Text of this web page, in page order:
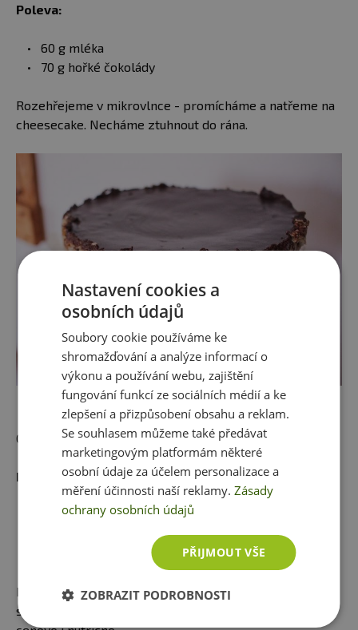
Poleva:
60 g mléka
70 g hořké čokolády
Rozehřejeme v mikrovlnce - promícháme a natřeme na
cheesecake. Necháme ztuhnout do rána.
Co na něj říkáte? Zkusíte ho taky?
Další recepty:
KRTINKY ANEB VYROB SI
ZDRAVÝ KRTKŮV DORT.
Krtkův dort z krabice už
zkoušel asi každý, žádné
umění. Když opominem cenu
krabičky, pořád tu je složení, které není nic extra. Pojďte
si vyrobit krtův dort doma. Vyjde vás to mnohem líp
Nastavení cookies a
osobních údajů
Soubory cookie používáme ke
shromažďování a analýze informací o
výkonu a používání webu, zajištění
fungování funkcí ze sociálních médií a ke
zlepšení a přizpůsobení obsahu a reklam.
Se souhlasem můžeme také předávat
marketingovým platformám některé
osobní údaje za účelem personalizace a
měření účinnosti naší reklamy.Zásady
ochrany osobních údajů
PŘIJMOUT VŠE
ZOBRAZIT PODROBNOSTI